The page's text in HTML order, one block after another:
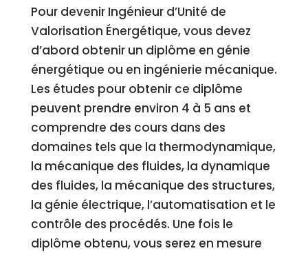
Pour devenir Ingénieur d’Unité de
Valorisation Énergétique, vous devez
d’abord obtenir un diplôme en génie
énergétique ou en ingénierie mécanique.
Les études pour obtenir ce diplôme
peuvent prendre environ 4 à 5 ans et
comprendre des cours dans des
domaines tels que la thermodynamique,
la mécanique des fluides, la dynamique
des fluides, la mécanique des structures,
la génie électrique, l’automatisation et le
contrôle des procédés. Une fois le
diplôme obtenu, vous serez en mesure